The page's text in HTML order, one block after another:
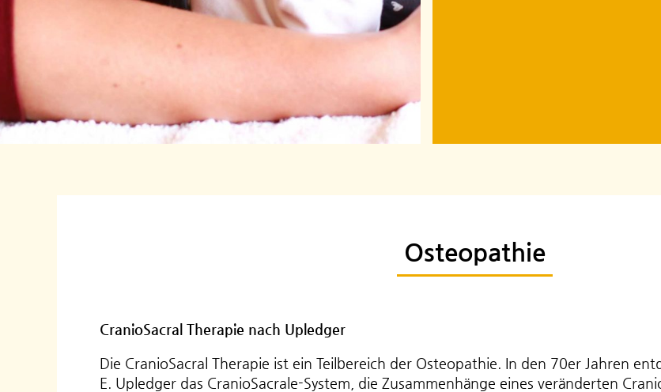
Osteopathie
CranioSacral Therapie nach Upledger
Die CranioSacral Therapie ist ein Teilbereich der Osteopathie. In den 70er Jahren
E. Upledger das CranioSacrale-System, die Zusammenhänge eines veränderten